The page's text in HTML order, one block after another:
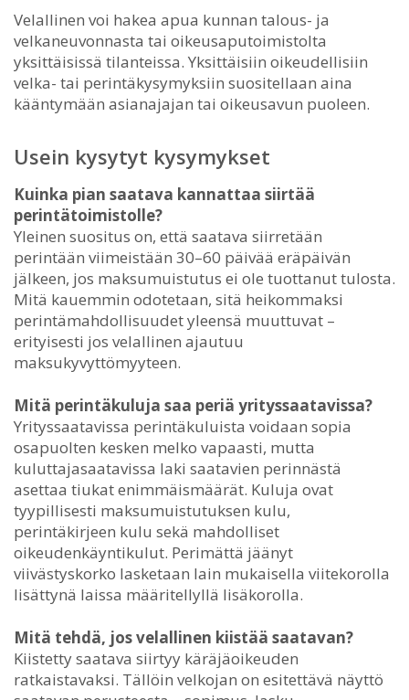
Velallinen voi hakea apua kunnan talous- ja
velkaneuvonnasta tai oikeusaputoimistolta
yksittäisissä tilanteissa. Yksittäisiin oikeudellisiin
velka- tai perintäkysymyksiin suositellaan aina
kääntymään asianajajan tai oikeusavun puoleen.
Usein kysytyt kysymykset
Kuinka pian saatava kannattaa siirtää
perintätoimistolle?
Yleinen suositus on, että saatava siirretään
perintään viimeistään 30–60 päivää eräpäivän
jälkeen, jos maksumuistutus ei ole tuottanut tulosta.
Mitä kauemmin odotetaan, sitä heikommaksi
perintämahdollisuudet yleensä muuttuvat –
erityisesti jos velallinen ajautuu
maksukyvyttömyyteen.
Mitä perintäkuluja saa periä yrityssaatavissa?
Yrityssaatavissa perintäkuluista voidaan sopia
osapuolten kesken melko vapaasti, mutta
kuluttajasaatavissa laki saatavien perinnästä
asettaa tiukat enimmäismäärät. Kuluja ovat
tyypillisesti maksumuistutuksen kulu,
perintäkirjeen kulu sekä mahdolliset
oikeudenkäyntikulut. Perimättä jäänyt
viivästyskorko lasketaan lain mukaisella viitekorolla
lisättynä laissa määritellyllä lisäkorolla.
Mitä tehdä, jos velallinen kiistää saatavan?
Kiistetty saatava siirtyy käräjäoikeuden
ratkaistavaksi. Tällöin velkojan on esitettävä näyttö